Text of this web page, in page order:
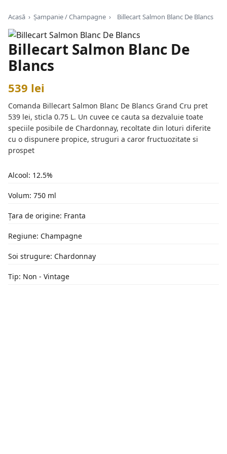
Acasă › Șampanie / Champagne › Billecart Salmon Blanc De Blancs
Billecart Salmon Blanc De
Blancs
539 lei
Comanda Billecart Salmon Blanc De Blancs Grand Cru pret
539 lei, sticla 0.75 L. Un cuvee ce cauta sa dezvaluie toate
speciile posibile de Chardonnay, recoltate din loturi diferite
cu o dispunere propice, struguri a caror fructuozitate si
prospet
Alcool: 12.5%
Volum: 750 ml
Țara de origine: Franta
Regiune: Champagne
Soi strugure: Chardonnay
Tip: Non - Vintage